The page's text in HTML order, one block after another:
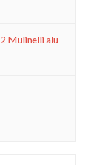
Mulinelli alu